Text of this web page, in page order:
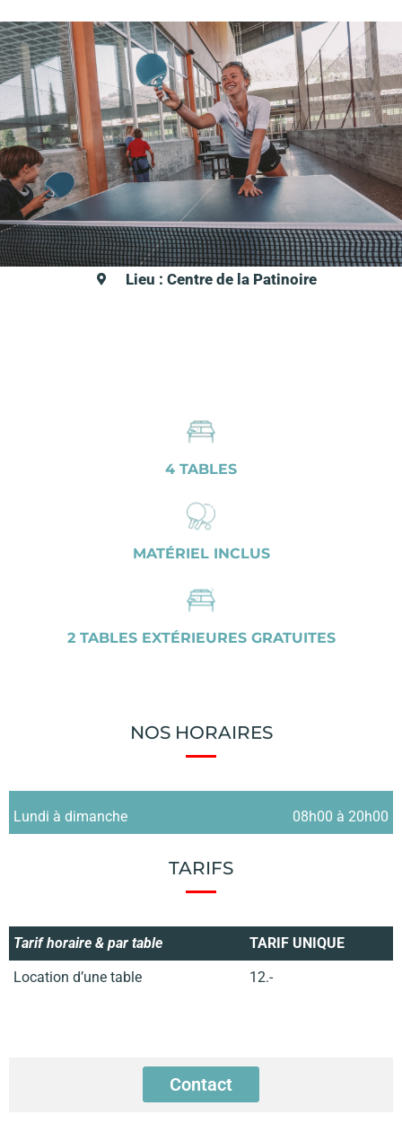
Lieu : Centre de la Patinoire
4 TABLES
MATÉRIEL INCLUS
2 TABLES EXTÉRIEURES GRATUITES
NOS HORAIRES
Lundi à dimanche 08h00 à 20h00
TARIFS
Tarif horaire & par table
TARIF UNIQUE
Location d’une table
12.-
Contact